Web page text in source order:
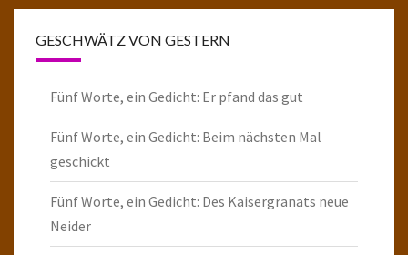
GESCHWÄTZ VON GESTERN
Fünf Worte, ein Gedicht: Er pfand das gut
Fünf Worte, ein Gedicht: Beim nächsten Mal
geschickt
Fünf Worte, ein Gedicht: Des Kaisergranats neue
Neider